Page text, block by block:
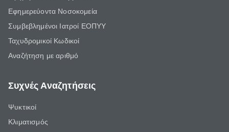
Εφημερεύοντα Νοσοκομεία
Συμβεβλημένοι Ιατροί ΕΟΠΥΥ
Ταχυδρομικοί Κωδικοί
Αναζήτηση με αριθμό
Συχνές Αναζητήσεις
Ψυκτικοί
Κλιματισμός